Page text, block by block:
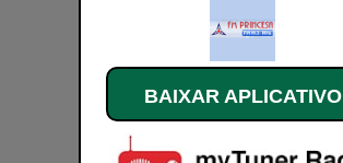
BAIXAR APLICATIVO